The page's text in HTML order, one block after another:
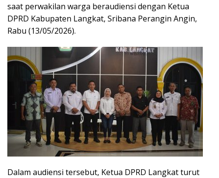
saat perwakilan warga beraudiensi dengan Ketua
DPRD Kabupaten Langkat, Sribana Perangin Angin,
Rabu (13/05/2026).
Dalam audiensi tersebut, Ketua DPRD Langkat turut